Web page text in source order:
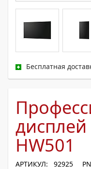
Бесплатная
дисплей
HW501
АРТИКУЛ: 92925